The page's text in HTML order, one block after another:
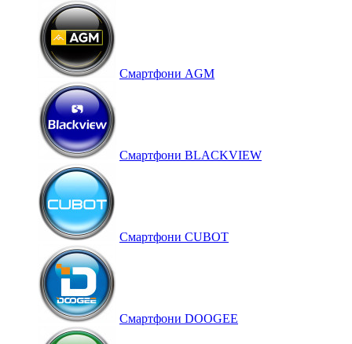
Cмартфони AGM
Смартфони BLACKVIEW
Смартфони CUBOT
Смартфони DOOGEE